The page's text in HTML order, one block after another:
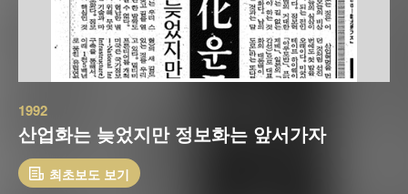
1992
산업화는 늦었지만 정보화는 앞서가자
최초보도 보기